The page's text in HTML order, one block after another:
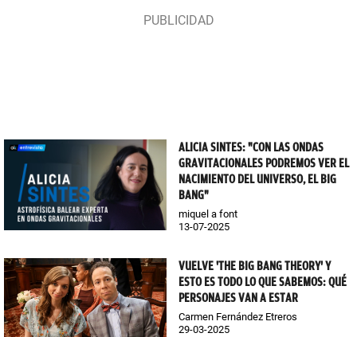
ALICIA SINTES: "CON LAS ONDAS
GRAVITACIONALES PODREMOS VER EL
NACIMIENTO DEL UNIVERSO, EL BIG
BANG"
miquel a font
13-07-2025
VUELVE 'THE BIG BANG THEORY' Y
ESTO ES TODO LO QUE SABEMOS: QUÉ
PERSONAJES VAN A ESTAR
Carmen Fernández Etreros
29-03-2025